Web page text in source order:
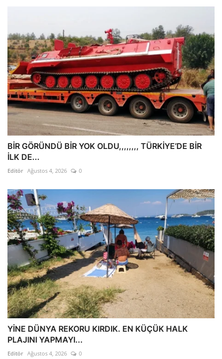
BİR GÖRÜNDÜ BİR YOK OLDU,,,,,,,, TÜRKİYE’DE BİR
İLK DE...
Editör Ağustos 4, 2026 0
YİNE DÜNYA REKORU KIRDIK. EN KÜÇÜK HALK
PLAJINI YAPMAYI...
Editör Ağustos 4, 2026 0